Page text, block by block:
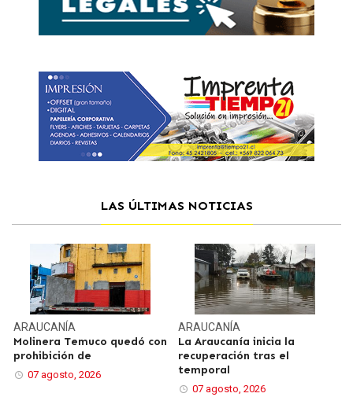
LAS ÚLTIMAS NOTICIAS
ARAUCANÍA
Molinera Temuco quedó con
prohibición de
07 agosto, 2026
ARAUCANÍA
La Araucanía inicia la
recuperación tras el
temporal
07 agosto, 2026